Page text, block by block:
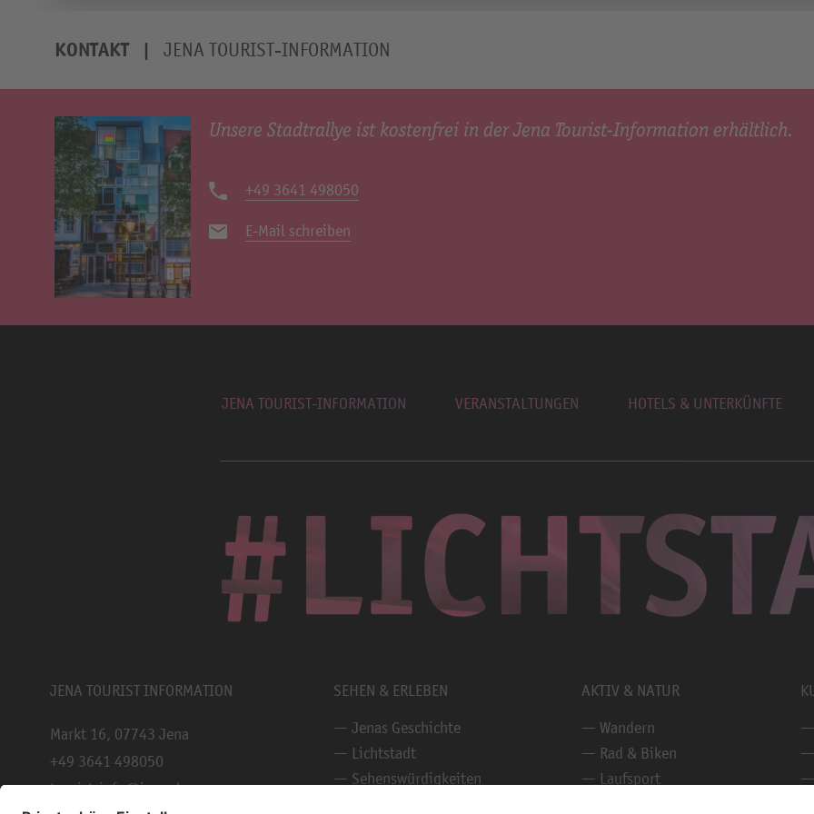
KONTAKT JENA TOURIST-INFORMATION
Unsere Stadtrallye ist kostenfrei in der Jena Tourist-Information erhältlich.
+49 3641 498050
E-Mail schreiben
JENA TOURIST-INFORMATION VERANSTALTUNGEN HOTELS & UNTERKÜNFTE
JENA TOURIST INFORMATION
Markt 16, 07743 Jena
+49 3641 498050
tourist-info@jena.de
SEHEN & ERLEBEN
Jenas Geschichte
Lichtstadt
Sehenswürdigkeiten
AKTIV & NATUR
Wandern
Rad & Biken
Laufsport